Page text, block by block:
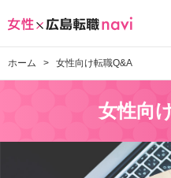
ホーム 女性向け転職Q&A
女性向